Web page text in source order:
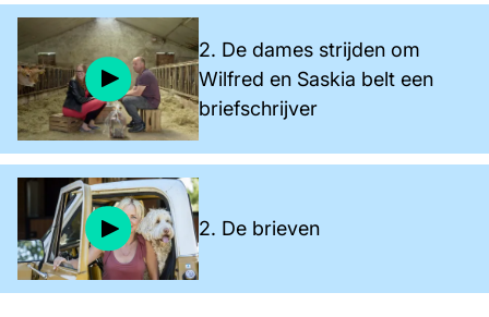
2. De dames strijden om
Wilfred en Saskia belt een
briefschrijver
2. De brieven